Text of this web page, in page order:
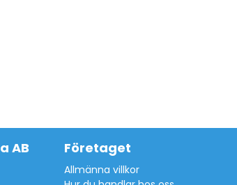
AB Företaget
Allmänna villkor